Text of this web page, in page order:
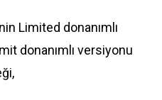
Limited donanımlı
donanımlı versiyonu